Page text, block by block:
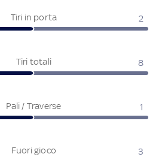
Tiri in porta 2
Tiri totali 8
Pali / Traverse 1
Fuori gioco 3